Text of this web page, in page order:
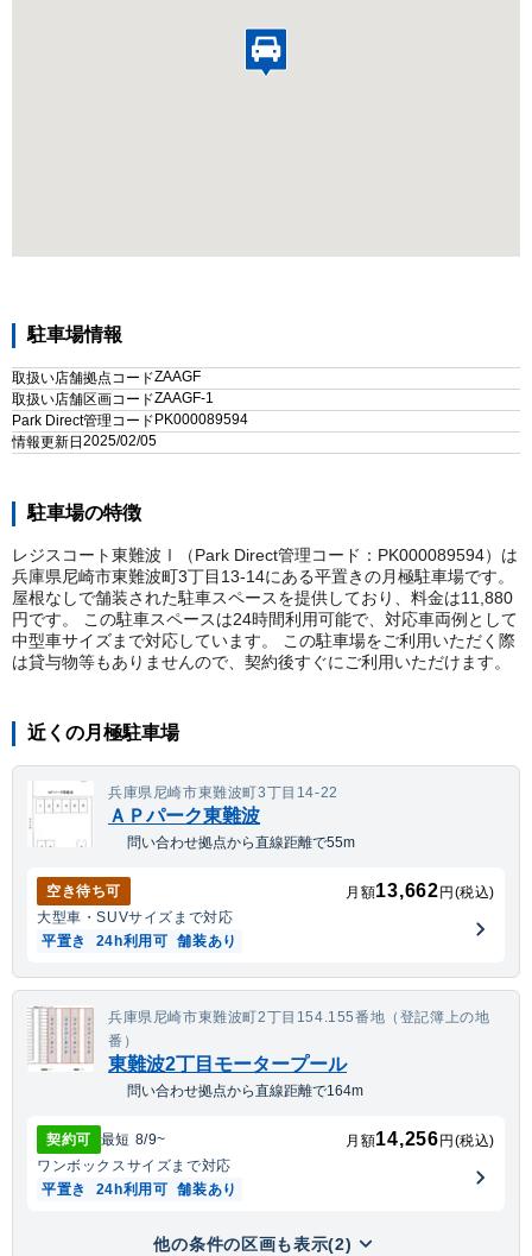
駐車場情報
取扱い店舗拠点コードZAAGF
取扱い店舗区画コードZAAGF-1
Park Direct管理コード PK000089594
情報更新日 2025/02/05
駐車場の特徴
レジスコート東難波Ⅰ（Park Direct管理コード：PK000089594）は
兵庫県尼崎市東難波町3丁目13-14にある平置きの月極駐車場です。
屋根なしで舗装された駐車スペースを提供しており、料金は11,880
円です。 この駐車スペースは24時間利用可能で、対応車両例として
中型車サイズまで対応しています。 この駐車場をご利用いただく際
は貸与物等もありませんので、契約後すぐにご利用いただけます。
近くの月極駐車場
兵庫県尼崎市東難波町3丁目14-22
ＡＰパーク東難波
問い合わせ拠点から直線距離で55m
空き待ち可 月額13,662 円(税込)
大型車・SUVサイズまで対応
平置き
24h利用可 舗装あり
兵庫県尼崎市東難波町2丁目154.155番地（登記簿上の地
番）
東難波2丁目モータープール
問い合わせ拠点から直線距離で164m
契約可 最短 8/9~ 月額14,256 円(税込)
ワンボックスサイズまで対応
平置き
24h利用可 舗装あり
他の条件の区画も表示(2)